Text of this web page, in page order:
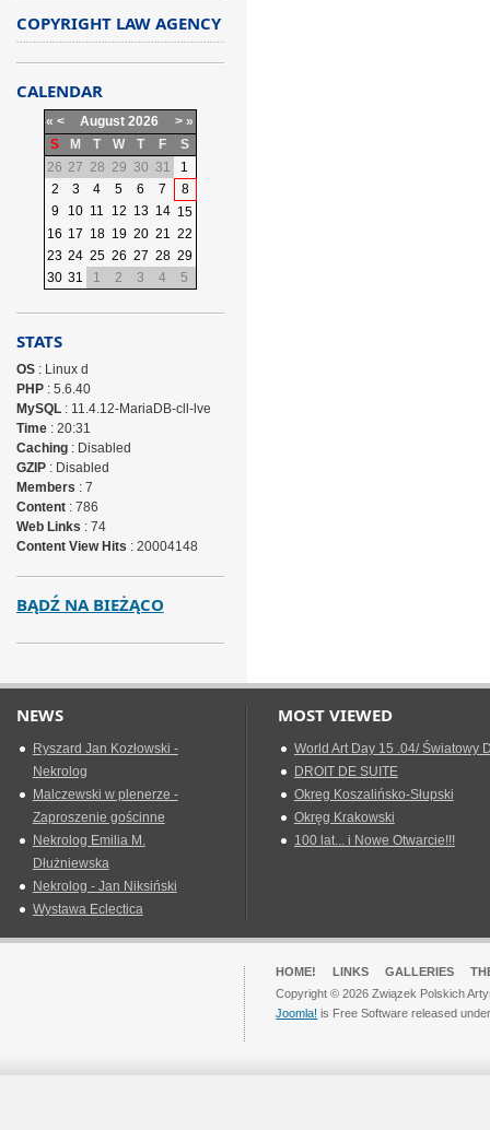
COPYRIGHT LAW AGENCY
CALENDAR
« < August 2026 > »
S
M T W T F
S
26 27 28 29 30 31
1
2
3 4 5 6 7
8
9
10 11 12 13 14 15
16 17 18 19 20 21 22
23 24 25 26 27 28 29
30 31 1 2 3 4 5
STATS
OS: Linux d
PHP: 5.6.40
MySQL: 11.4.12-MariaDB-cll-lve
Time: 20:31
Caching: Disabled
GZIP: Disabled
Members : 7
Content: 786
Web Links : 74
Content View Hits : 20004148
BĄDŹ NA BIEŻĄCO
NEWS
Ryszard Jan Kozłowski -
Nekrolog
Malczewski w plenerze -
Zaproszenie gościnne
Nekrolog Emilia M.
Dłużniewska
Nekrolog - Jan Niksiński
Wystawa Eclectica
MOST VIEWED
World Art Day 15 .04/ Światowy
DROIT DE SUITE
Okreg Koszalińsko-Słupski
Okręg Krakowski
100 lat... i Nowe Otwarcie!!!
HOME! LINKS GALLERIES
Copyright © 2026 Związek Polskich
Joomla! is Free Software released